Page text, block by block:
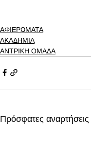
ΑΦΙΕΡΩΜΑΤΑ
ΑΚΑΔΗΜΙΑ
ΑΝΤΡΙΚΗ ΟΜΑΔΑ
Πρόσφατες αναρτήσεις